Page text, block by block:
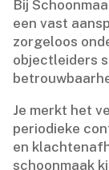
Bij
een vast
zorgeloos
objectleiders
Je merkt het
periodieke
en
schoonmaak